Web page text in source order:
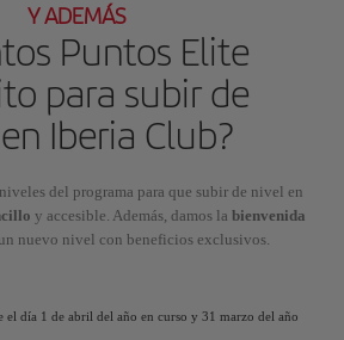
Y ADEMÁS
Puntos Elite
para subir de
Iberia Club?
del programa para que subir de nivel en
y accesible. Además, damos la bienvenida
, un nuevo nivel con beneficios exclusivos.
día 1 de abril del año en curso y 31 marzo del año